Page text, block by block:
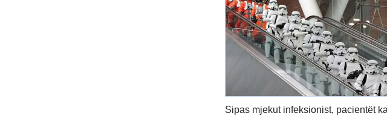
Sipas mjekut infeksionist, pacientët